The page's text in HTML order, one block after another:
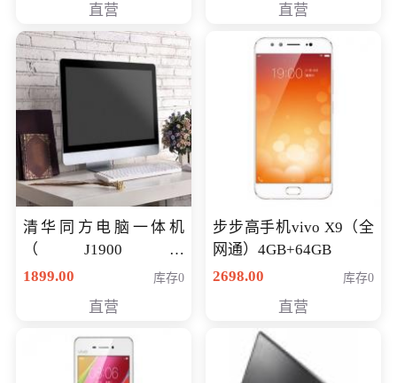
直营
清入门级摄像机
直营
清华同方电脑一体机
（J1900四
核/4G/120G0.8CM厚度
1899.00 库存0
直营
步步高手机vivo X9（全
网通）4GB+64GB
2698.00
库存0
直营